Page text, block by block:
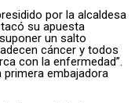
por la alcaldesa
su apuesta
un salto
cáncer y todos
con la enfermedad”.
embajadora